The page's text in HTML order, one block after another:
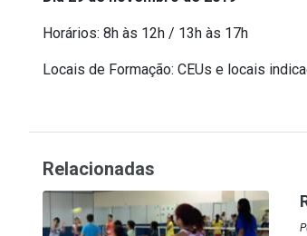
Horários: 8h às 12h / 13h às 17h
Locais de Formação: CEUs e locais
Relacionadas